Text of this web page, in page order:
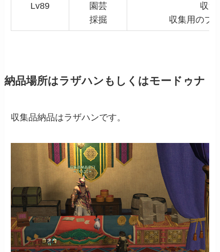
Lv89
園芸
採掘
収集
収集用のブ
納品場所はラザハンもしくはモードゥナ
収集品納品はラザハンです。